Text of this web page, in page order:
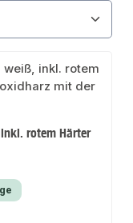
rotem Härter